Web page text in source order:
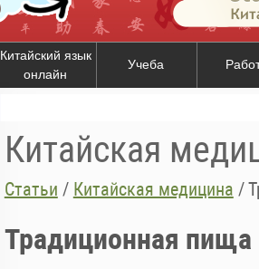
Китайский язык
онлайн
Учеба
Китайская
Статьи / Китайская медицина /
Традиционная пища